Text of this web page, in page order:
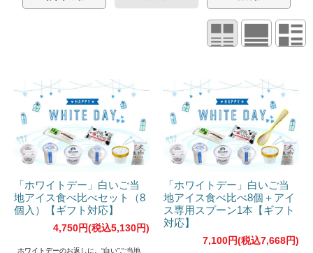
「ホワイトデー」白いご当
地アイス食べ比べセット（8
個入）【ギフト対応】
4,750円(税込5,130円)
ホワイトデーのお返しに。“白い”ご当地
「ホワイトデー」白いご当
地アイス食べ比べ8個＋アイ
ス専用スプーン1本【ギフト
対応】
7,100円(税込7,668円)